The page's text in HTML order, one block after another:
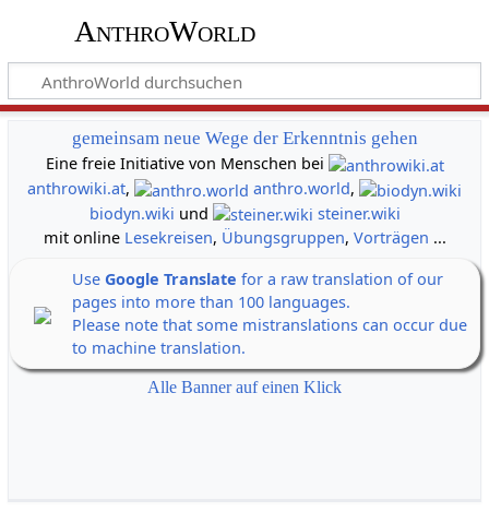
AnthroWorld
gemeinsam neue Wege der Erkenntnis gehen
Eine freie Initiative von Menschen bei
anthrowiki.at, anthro.world,
biodyn.wiki und
steiner.wiki
mit online Lesekreisen, Übungsgruppen, Vorträgen ...
Use Google Translate for a raw translation of our
pages into more than 100 languages.
Please note that some mistranslations can occur due
to machine translation.
Alle Banner auf einen Klick